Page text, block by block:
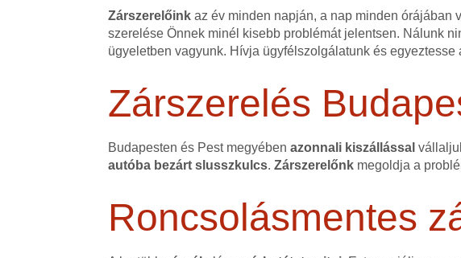
Zárszerelőink az év minden napján, a nap minden órájában
szerelése Önnek minél kisebb problémát jelentsen. Nálunk
ügyeletben vagyunk. Hívja ügyfélszolgálatunk és
Zárszerelés
Budapesten és Pest megyében azonnali kiszállással
autóba bezárt slusszkulcs.Zárszerelőnk megoldja a
Roncsolásmentes